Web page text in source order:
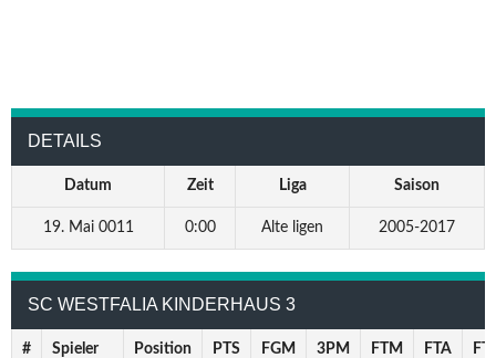
DETAILS
Datum Zeit Liga Saison
19. Mai 0011 0:00 Alte ligen 2005-2017
SC WESTFALIA KINDERHAUS 3
# Spieler Position PTS FGM 3PM FTM FTA